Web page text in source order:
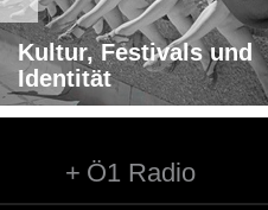
Kultur, Festivals und
Identität
Ö1 Radio